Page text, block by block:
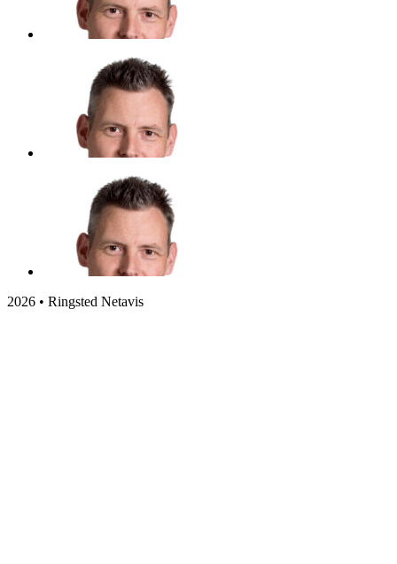
2026 • Ringsted Netavis